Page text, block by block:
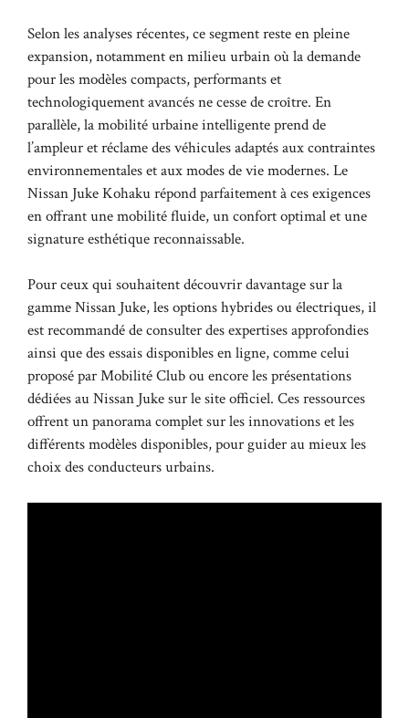
Selon les analyses récentes, ce segment reste en pleine
expansion, notamment en milieu urbain où la demande
pour les modèles compacts, performants et
technologiquement avancés ne cesse de croître. En
parallèle, la mobilité urbaine intelligente prend de
l’ampleur et réclame des véhicules adaptés aux contraintes
environnementales et aux modes de vie modernes. Le
Nissan Juke Kohaku répond parfaitement à ces exigences
en offrant une mobilité fluide, un confort optimal et une
signature esthétique reconnaissable.
Pour ceux qui souhaitent découvrir davantage sur la
gamme Nissan Juke, les options hybrides ou électriques, il
est recommandé de consulter des expertises approfondies
ainsi que des essais disponibles en ligne, comme celui
proposé parMobilité Clubou encore les présentations
dédiées auNissan Juke sur le site officiel. Ces ressources
offrent un panorama complet sur les innovations et les
différents modèles disponibles, pour guider au mieux les
choix des conducteurs urbains.